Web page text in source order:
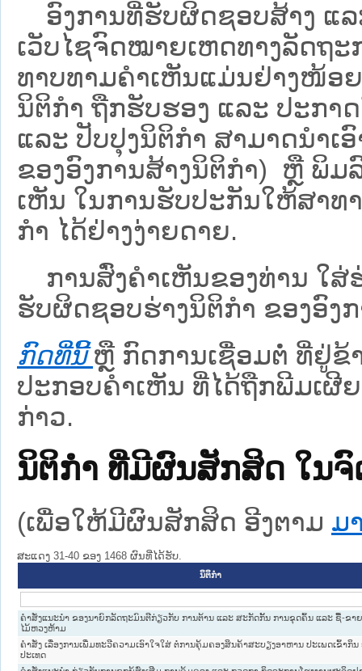
ອົງການທີ່ຮັບຜິດຊອບສ້າງ ແລ
ເວັບ​ໄຊຈົດໝາຍເຫດທາງລັດຖະ
ທາບທາມຄໍາເຫັນແມ່ນຢ່າງໜ້ອ
ນິຕິກໍາ ຖືກຮັບຮອງ ແລະ ປະກາ
ແລະ ປັບປຸງນິຕິກໍາ ສາມາດນຳເ
ຂອງອົງການສ້າງນິຕິກຳ) ຫຼື ພິມ
ເຫັນ ໃນການຮັບປະກັນໃຫ້ສາທ
ກຳ ໄດ້ຢ່າງງ່າຍດາຍ.
ການສົ່ງຄໍາເຫັນຂອງທ່ານ ໃສ່
ຮັບຜິດຊອບຮ່າງນິຕິກຳ ຂອງອົງ
ກົດທີ່ນີ້ ຫຼື ກົດການເຊື່ອມຕໍ່ ທີ່ຢູ່ຂ້
ປະກອບຄຳເຫັນ ທີ່ໄດ້ຖືກພີມເຜີ
ກ່າວ.
ນິຕິກໍາ ທີ່ມີຜົນສັກສິດ ໃນ
(ເພື່ອໃຫ້ມີຜົນສັກສິດ ອີງຕາມ ມ
ສະແດງ 31-40 ຂອງ 1468 ຜົນທີ່ໄດ້ຮັບ.
ນິຕິກໍາ
ຄຳສັ່ງແນະນຳ ຂອງນາຍົກລັດຖະມົນຕີກ່ຽວກັບ ການຕ້ານ ແລະ ສະກັດກັ້ນ ການຂຸດຄົ້ນ ແລະ ຊື້-ຂາ
ໄມ້ຫວງຫ້າມ
ຄຳສັ່ງ ເລື່ອງການເພີ່ມທະວີຄວາມເອົາໃຈໃສ່ ຕໍ່ການຄຸ້ມຄອງສິນຄ້າສະບຽງອາຫານ ປະເພດເຂົ້າກິ
ປະເທດ